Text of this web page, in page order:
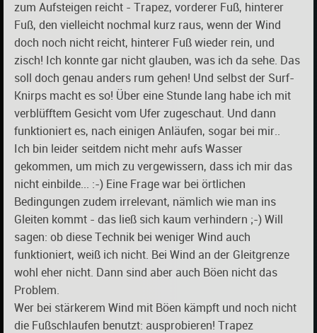
zum Aufsteigen reicht - Trapez, vorderer Fuß, hinterer
Fuß, den vielleicht nochmal kurz raus, wenn der Wind
doch noch nicht reicht, hinterer Fuß wieder rein, und
zisch! Ich konnte gar nicht glauben, was ich da sehe. Das
soll doch genau anders rum gehen! Und selbst der Surf-
Knirps macht es so! Über eine Stunde lang habe ich mit
verblüfftem Gesicht vom Ufer zugeschaut. Und dann
funktioniert es, nach einigen Anläufen, sogar bei mir..
Ich bin leider seitdem nicht mehr aufs Wasser
gekommen, um mich zu vergewissern, dass ich mir das
nicht einbilde... :-) Eine Frage war bei örtlichen
Bedingungen zudem irrelevant, nämlich wie man ins
Gleiten kommt - das ließ sich kaum verhindern ;-) Will
sagen: ob diese Technik bei weniger Wind auch
funktioniert, weiß ich nicht. Bei Wind an der Gleitgrenze
wohl eher nicht. Dann sind aber auch Böen nicht das
Problem.
Wer bei stärkerem Wind mit Böen kämpft und noch nicht
die Fußschlaufen benutzt: ausprobieren! Trapez